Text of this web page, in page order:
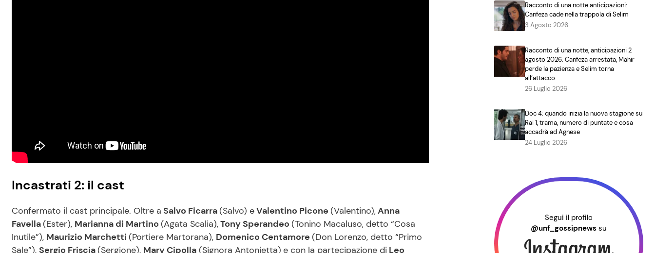
Incastrati 2: il cast
Confermato il cast principale. Oltre a Salvo Ficarra(Salvo) eValentino Picone (Valentino),Anna
Favella(Ester), Marianna di Martino (Agata Scalia),Tony Sperandeo (Tonino Macaluso, detto “Cosa
Inutile”), Maurizio Marchetti (Portiere Martorana), Domenico Centamore (Don Lorenzo, detto “Primo
Sale”), Sergio Friscia(Sergione), Mary Cipolla (Signora Antonietta) e con la partecipazione di Leo
Racconto di una notte anticipazioni:
Canfeza cade nella trappola di Selim
3 Agosto 2026
Racconto di una notte, anticipazioni 2
agosto 2026: Canfeza arrestata, Mahir
perde la pazienza e Selim torna
all’attacco
26 Luglio 2026
Doc 4: quando inizia la nuova stagione su
Rai 1, trama, numero di puntate e cosa
accadrà ad Agnese
24 Luglio 2026
Segui il profilo
@unf_gossipnews su